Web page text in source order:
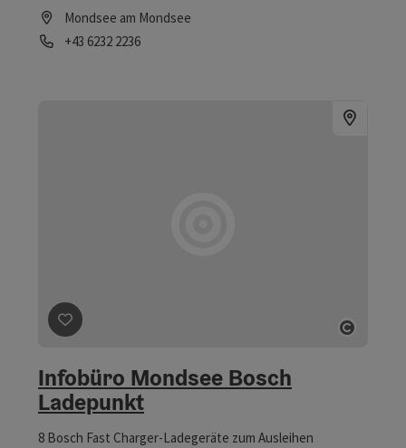
Mondsee am Mondsee
Telefon
+43 6232 2236
Beitrag merken : Infobüro Mondsee Bosch Ladepunkt
Infobüro Mondsee Bosch
Ladepunkt
8 Bosch Fast Charger-Ladegeräte zum Ausleihen